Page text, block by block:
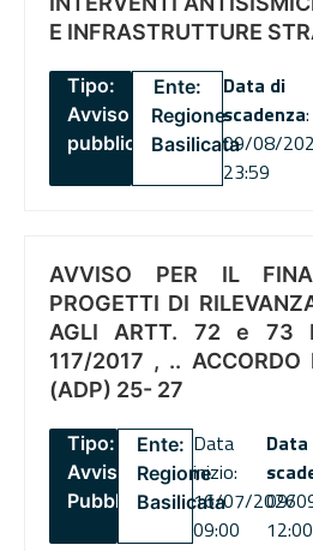
E INFRASTRUTTURE
Tipo:
Avviso
pubblico
Ente:
Regione
Basilicata
Data di
scadenza:
09/08/
23:59
AVVISO PER IL
PROGETTI DI
AGLI ARTT. 72 e 73
117/2017 , .. ACCORDO
(ADP) 25- 27
Tipo:
Avviso
Pubblico
Ente:
Regione
Basilicata
Data
inizio:
16/07/2026
09:00
Data
09/
12:00